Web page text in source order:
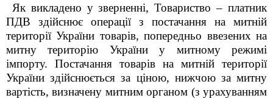
Як викладено у зверненні, Товариство – платник
ПДВ здійснює операції з постачання на митній
території України товарів, попередньо ввезених на
митну територію України у митному режимі
імпорту. Постачання товарів на митній території
України здійснюється за ціною, нижчою за митну
вартість, визначену митним органом (з урахуванням